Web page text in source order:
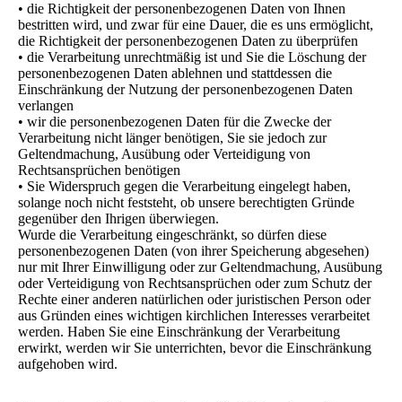
• die Richtigkeit der personenbezogenen Daten von Ihnen
bestritten wird, und zwar für eine Dauer, die es uns ermöglicht,
die Richtigkeit der personenbezogenen Daten zu überprüfen
• die Verarbeitung unrechtmäßig ist und Sie die Löschung der
personenbezogenen Daten ablehnen und stattdessen die
Einschränkung der Nutzung der personenbezogenen Daten
verlangen
• wir die personenbezogenen Daten für die Zwecke der
Verarbeitung nicht länger benötigen, Sie sie jedoch zur
Geltendmachung, Ausübung oder Verteidigung von
Rechtsansprüchen benötigen
• Sie Widerspruch gegen die Verarbeitung eingelegt haben,
solange noch nicht feststeht, ob unsere berechtigten Gründe
gegenüber den Ihrigen überwiegen.
Wurde die Verarbeitung eingeschränkt, so dürfen diese
personenbezogenen Daten (von ihrer Speicherung abgesehen)
nur mit Ihrer Einwilligung oder zur Geltendmachung, Ausübung
oder Verteidigung von Rechtsansprüchen oder zum Schutz der
Rechte einer anderen natürlichen oder juristischen Person oder
aus Gründen eines wichtigen kirchlichen Interesses verarbeitet
werden. Haben Sie eine Einschränkung der Verarbeitung
erwirkt, werden wir Sie unterrichten, bevor die Einschränkung
aufgehoben wird.